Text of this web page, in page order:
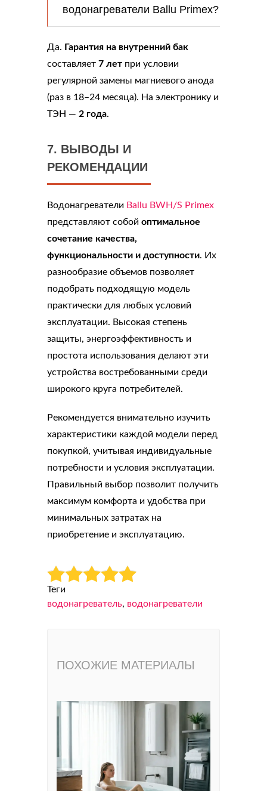
водонагреватели Ballu Primex?
Да. Гарантия на внутренний бак
составляет 7 лет при условии
регулярной замены магниевого анода
(раз в 18–24 месяца). На электронику и
ТЭН — 2 года.
7. ВЫВОДЫ И
РЕКОМЕНДАЦИИ
Водонагреватели Ballu BWH/S Primex
представляют собой оптимальное
сочетание качества,
функциональности и доступности. Их
разнообразие объемов позволяет
подобрать подходящую модель
практически для любых условий
эксплуатации. Высокая степень
защиты, энергоэффективность и
простота использования делают эти
устройства востребованными среди
широкого круга потребителей.
Рекомендуется внимательно изучить
характеристики каждой модели перед
покупкой, учитывая индивидуальные
потребности и условия эксплуатации.
Правильный выбор позволит получить
максимум комфорта и удобства при
минимальных затратах на
приобретение и эксплуатацию.
Теги
водонагреватель, водонагреватели
ПОХОЖИЕ МАТЕРИАЛЫ